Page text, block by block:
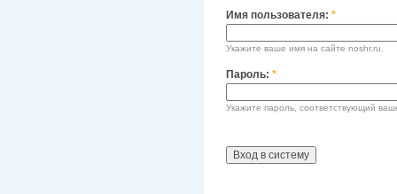
Имя пользователя: *
Укажите ваше имя на сайте noshr.ru.
Пароль: *
Укажите пароль, соответствующий